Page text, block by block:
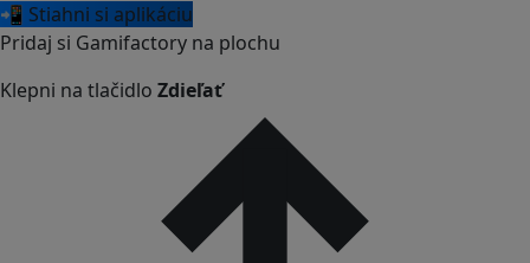
📲 Stiahni si aplikáciu
Pridaj si Gamifactory na plochu
Klepni na tlačidlo Zdieľať